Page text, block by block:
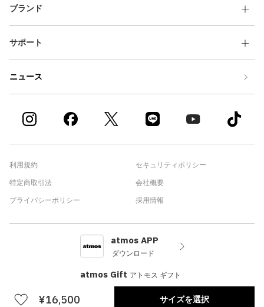
¥16,500 サイズを選択
ブランド
サポート
ニュース
利用規約
特定商取引法
プライバシーポリシー
セキュリティポリシー
会社概要
採用情報
atmos APP
ダウンロード
atmos Gift アトモス ギフト